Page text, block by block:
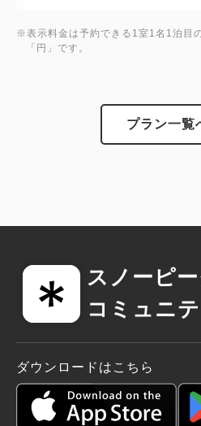
・食器セット・スプーン・フ
セット
・クーラーBOX（ソフトタ
ンプを楽しんでみたい,,」
そんな方におすすめのレンタ
キャンプに必要な道具はすべ
の方も安心でおすすめ◎
【お持ちいただくとより快適
※表示料金は予約できる1室1名1泊目
「円」です。
プラン一覧
スノーピ
コミュニ
ダウンロードはこちら